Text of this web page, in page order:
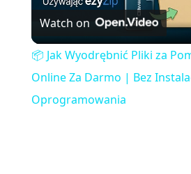
Watch on
📦 Jak Wyodrębnić Pliki za
Online Za Darmo | Bez
Oprogramowania